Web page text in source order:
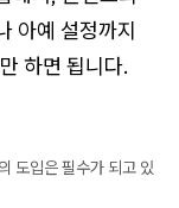
아예 설정까지
하면 됩니다.
도입은 필수가 되고 있